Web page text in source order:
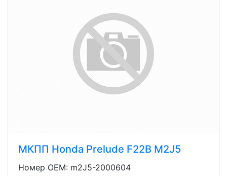
МКПП Honda Prelude F22B M2J5
Номер OEM: m2J5-2000604